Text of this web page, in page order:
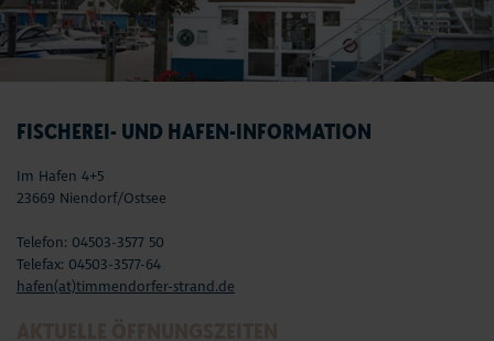
FISCHEREI- UND HAFEN-INFORMATION
Im Hafen 4+5
23669 Niendorf/Ostsee
Telefon: 04503-3577 50
Telefax: 04503-3577-64
hafen(at)timmendorfer-strand.de